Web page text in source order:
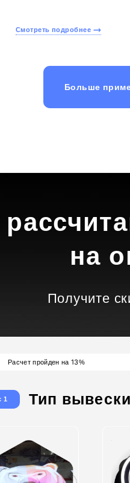
Смотреть подробнее
Больше
на
Получите
Расчет пройден на13%
1 Тип вывески